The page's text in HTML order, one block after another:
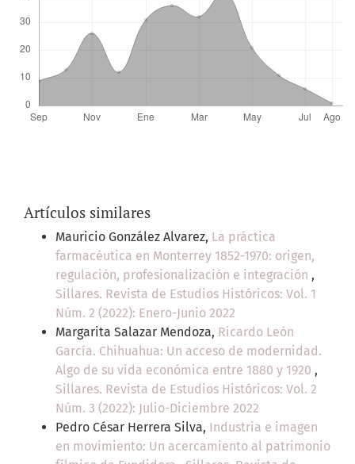
Artículos similares
Mauricio González Alvarez, La práctica
farmacéutica en Monterrey 1852-1970: origen,
regulación, profesionalización e integración ,
Sillares. Revista de Estudios Históricos: Vol. 1
Núm. 2 (2022): Enero-Junio 2022
Margarita Salazar Mendoza, Ricardo León
García. Chihuahua: Un acceso de modernidad.
Algo de su vida económica entre 1880 y 1920 ,
Sillares. Revista de Estudios Históricos: Vol. 2
Núm. 3 (2022): Julio-Diciembre 2022
Pedro César Herrera Silva, Industria e imagen
en movimiento: Un acercamiento al patrimonio